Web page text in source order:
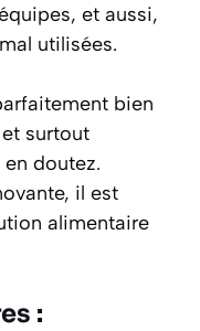
et aussi,
utilisées.
bien
surtout
doutez.
il est
alimentaire
: